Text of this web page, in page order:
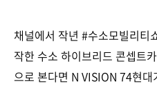
채널에서 작년 #수소모빌리티
작한 수소 하이브리드 콘셉트
으로 본다면 N VISION 74현